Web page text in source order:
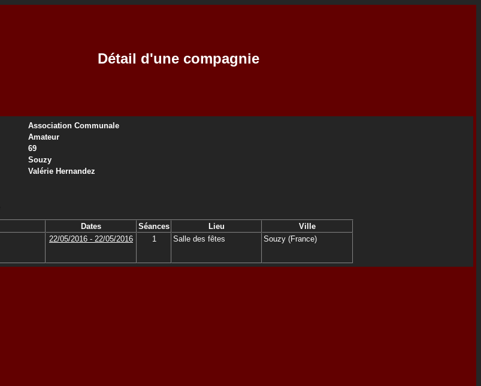
Détail d'une compagnie
Association Communale
Amateur
69
Souzy
Valérie Hernandez
Dates Séances Lieu
Ville
22/05/2016 - 22/05/2016 1 Salle des fêtes Souzy (France)